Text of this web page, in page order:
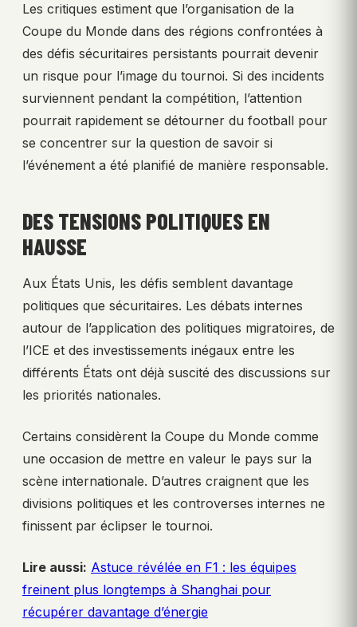
Les critiques estiment que l’organisation de la
Coupe du Monde dans des régions confrontées à
des défis sécuritaires persistants pourrait devenir
un risque pour l’image du tournoi. Si des incidents
surviennent pendant la compétition, l’attention
pourrait rapidement se détourner du football pour
se concentrer sur la question de savoir si
l’événement a été planifié de manière responsable.
DES TENSIONS POLITIQUES EN
HAUSSE
Aux États Unis, les défis semblent davantage
politiques que sécuritaires. Les débats internes
autour de l’application des politiques migratoires, de
l’ICE et des investissements inégaux entre les
différents États ont déjà suscité des discussions sur
les priorités nationales.
Certains considèrent la Coupe du Monde comme
une occasion de mettre en valeur le pays sur la
scène internationale. D’autres craignent que les
divisions politiques et les controverses internes ne
finissent par éclipser le tournoi.
Lire aussi: Astuce révélée en F1 : les équipes
freinent plus longtemps à Shanghai pour
récupérer davantage d’énergie